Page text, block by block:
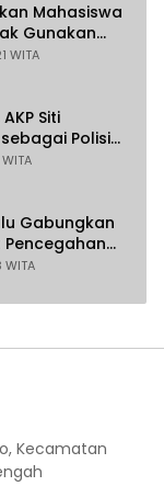
Mahasiswa
Gunakan
WITA
Siti
Polisi
Anak
Gabungkan
Kecamatan